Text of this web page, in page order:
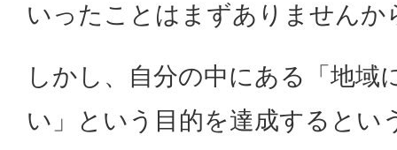
いったことはまずありませんか
しかし、自分の中にある「地域
い」という目的を達成するとい